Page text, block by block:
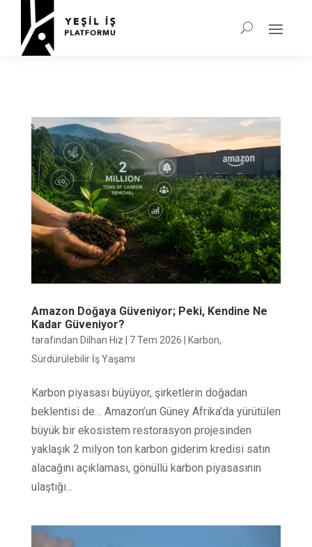
Amazon Doğaya Güveniyor; Peki, Kendine Ne
Kadar Güveniyor?
tarafından Dilhan Hız 7 Tem 2026 Karbon,
Sürdürülebilir İş Yaşamı
Karbon piyasası büyüyor, şirketlerin doğadan
beklentisi de… Amazon’un Güney Afrika’da yürütülen
büyük bir ekosistem restorasyon projesinden
yaklaşık 2 milyon ton karbon giderim kredisi satın
alacağını açıklaması, gönüllü karbon piyasasının
ulaştığı...